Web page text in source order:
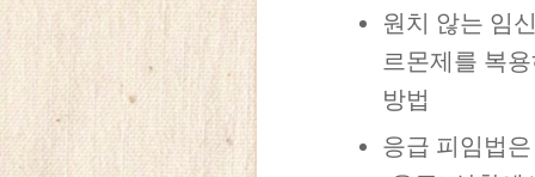
원치 않는 임
르몬제를 복
방법
응급 피임법